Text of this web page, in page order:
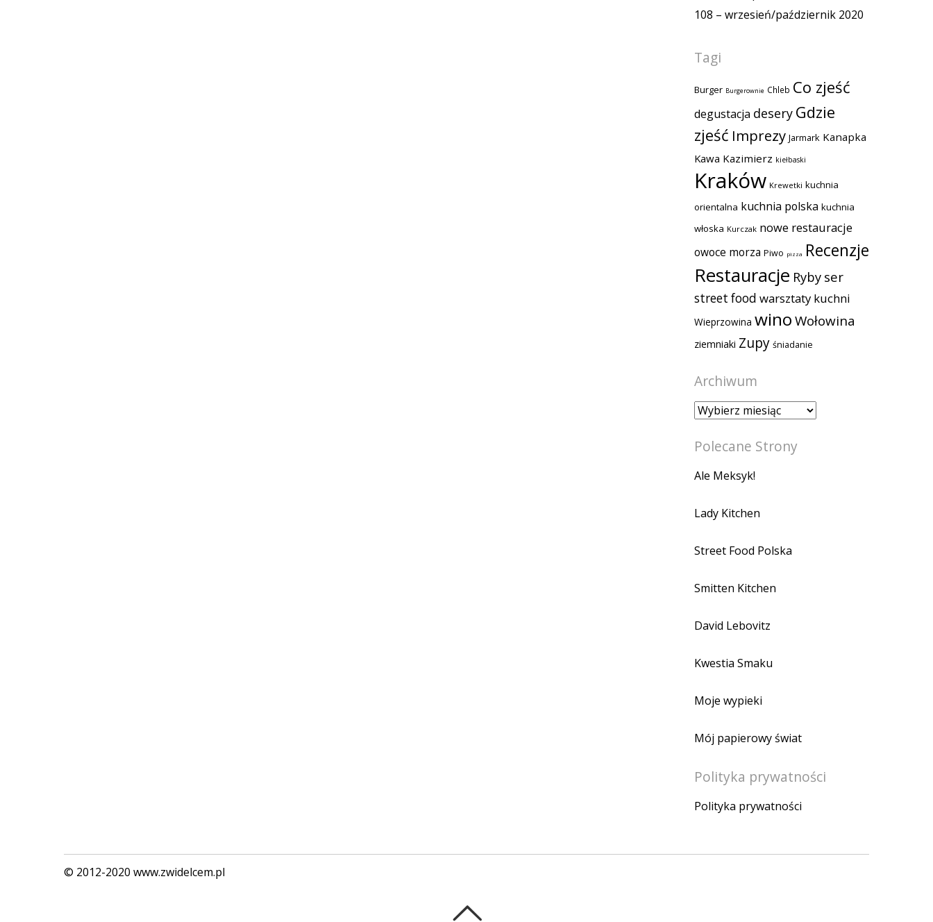
108 – wrzesień/październik 2020
Tagi
Burger Burgerownie Chleb Co zjeść
degustacja desery Gdzie
zjeść Imprezy Jarmark Kanapka
Kawa Kazimierz kiełbaski
Kraków Krewetki kuchnia
orientalna kuchnia polska kuchnia
włoska Kurczak nowe restauracje
owoce morza Piwo pizza Recenzje
Restauracje Ryby ser
street food warsztaty kuchni
Wieprzowina winoWołowina
ziemniaki Zupy śniadanie
Archiwum
Archiwum
Polecane Strony
Ale Meksyk!
Lady Kitchen
Street Food Polska
Smitten Kitchen
David Lebovitz
Kwestia Smaku
Moje wypieki
Mój papierowy świat
Polityka prywatności
Polityka prywatności
© 2012-2020 www.zwidelcem.pl